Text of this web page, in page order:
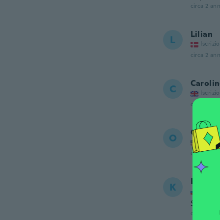
circa 2
L Lilian
circa 2
C
circa 2
O Oksana
circa 3
K Kateřina
Super
circa 3